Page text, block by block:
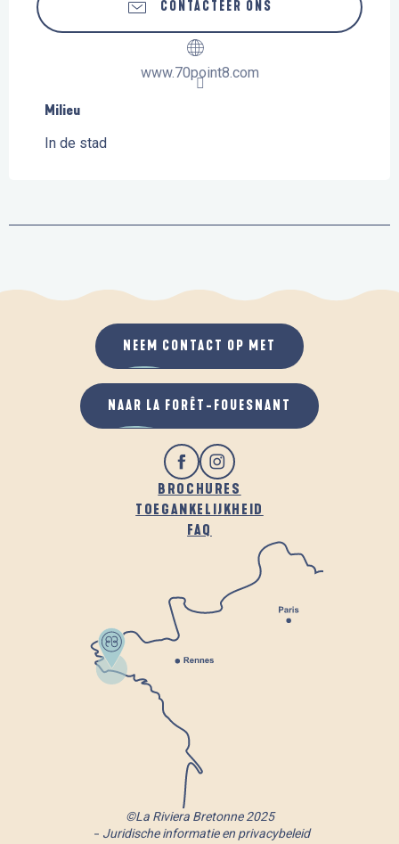
CONTACTEER ONS
www.70point8.com
Milieu
Milieu
In de stad
BROCHURES
TOEGANKELIJKHEID
FAQ
NEEM CONTACT OP MET
NAAR LA FORÊT-FOUESNANT
©La Riviera Bretonne 2025
Juridische informatie en privacybeleid